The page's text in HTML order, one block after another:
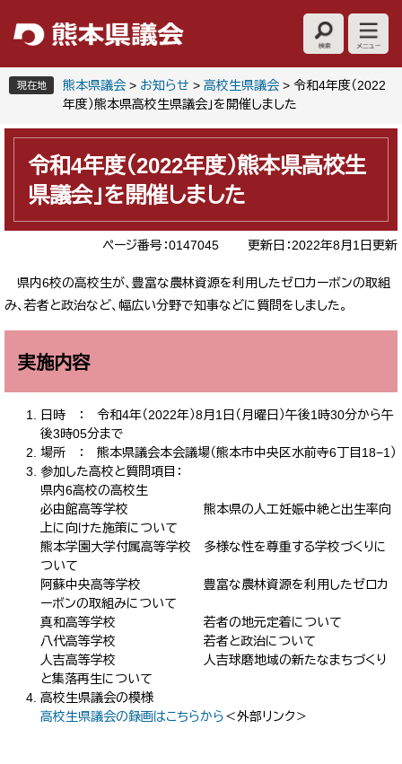
の
ー
現在地 熊本県議会 > お知らせ > 高校生県議会 > 令和4年度（2022
年度）熊本県高校生県議会」を開催しました
本
令和4年度（2022年度）熊本県高校生
県議会」を開催しました
ページ番号：0147045 更新日：2022年8月1日更新
県内6校の高校生が、豊富な農林資源を利用したゼロカーボンの取組
み、若者と政治など、幅広い分野で知事などに質問をしました。
実施内容
日時 ： 令和4年（2022年）8月1日（月曜日）午後1時30分から午
後3時05分まで
場所 ： 熊本県議会本会議場（熊本市中央区水前寺6丁目18−1）
参加した高校と質問項目：
県内6高校の高校生
必由館高等学校 熊本県の人工妊娠中絶と出生率向
上に向けた施策について
熊本学園大学付属高等学校 多様な性を尊重する学校づくりに
ついて
阿蘇中央高等学校 豊富な農林資源を利用したゼロカ
ーボンの取組みについて
真和高等学校 若者の地元定着について
八代高等学校 若者と政治について
人吉高等学校 人吉球磨地域の新たなまちづくり
と集落再生について
高校生県議会の模様
高校生県議会の録画はこちらから＜外部リンク＞